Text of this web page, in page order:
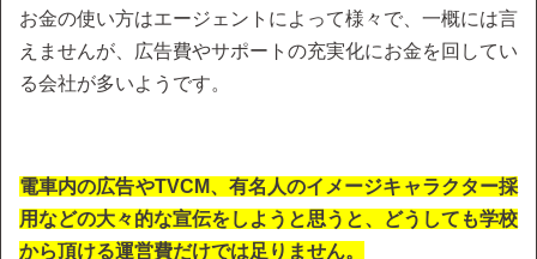
お金の使い方はエージェントによって様々で、一概には言
えませんが、広告費やサポートの充実化にお金を回してい
る会社が多いようです。
電車内の広告やTVCM、有名人のイメージキャラクター採
用などの大々的な宣伝をしようと思うと、どうしても学校
から頂ける運営費だけでは足りません。